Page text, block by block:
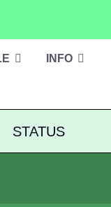
INFO
STATUS